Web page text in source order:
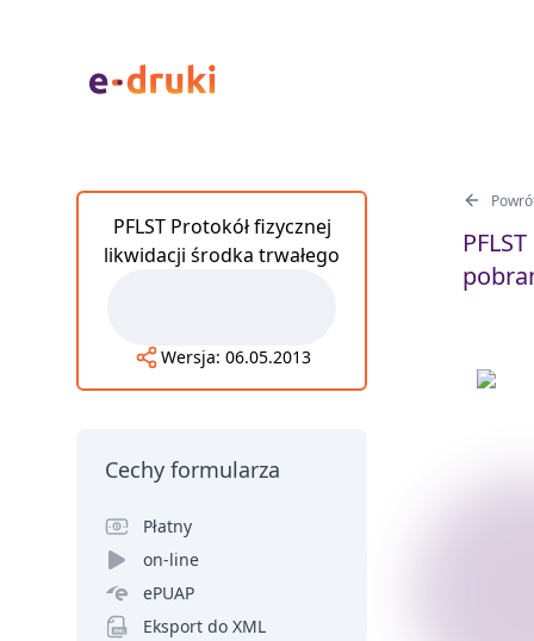
PFLST Protokół fizycznej
likwidacji środka trwałego
Wersja: 06.05.2013
Cechy formularza
Płatny
on-line
ePUAP
Eksport do XML